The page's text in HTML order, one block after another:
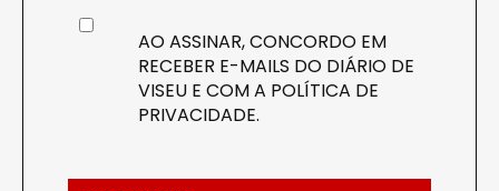
AO ASSINAR, CONCORDO EM
RECEBER E-MAILS DO DIÁRIO DE
VISEU E COM A POLÍTICA DE
PRIVACIDADE.